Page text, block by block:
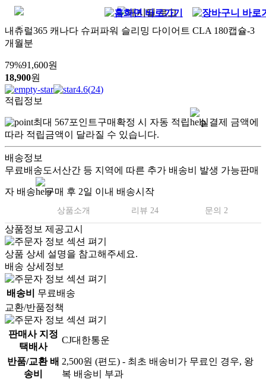
내츄럴365 캐나다 슈퍼파워 슬리밍 다이어트 CLA 180캡슐-3
개월분
79%91,600원
18,900원
4.6(24)
적립정보
최대 567포인트구매확정 시 자동 적립
실결제 금액에
따라 적립금액이 달라질 수 있습니다.
배송정보
무료배송도서산간 등 지역에 따른 추가 배송비 발생 가능판매
자 배송 구매 후 2일 이내 배송시작
상품소개 리뷰 24 문의 2
상품정보 제공고시
상품 상세 설명을 참고해주세요.
배송 상세정보
배송비
무료배송
교환/반품정책
판매사 지정
택배사
CJ대한통운
반품/교환 배
송비
2,500원 (편도) - 최초 배송비가 무료인 경우, 왕
복 배송비 부과